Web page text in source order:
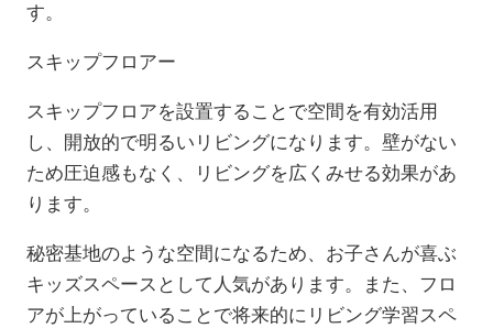
す。
スキップフロアー
スキップフロアを設置することで空間を有効活用
し、開放的で明るいリビングになります。壁がない
ため圧迫感もなく、リビングを広くみせる効果があ
ります。
秘密基地のような空間になるため、お子さんが喜ぶ
キッズスペースとして人気があります。また、フロ
アが上がっていることで将来的にリビング学習スペ